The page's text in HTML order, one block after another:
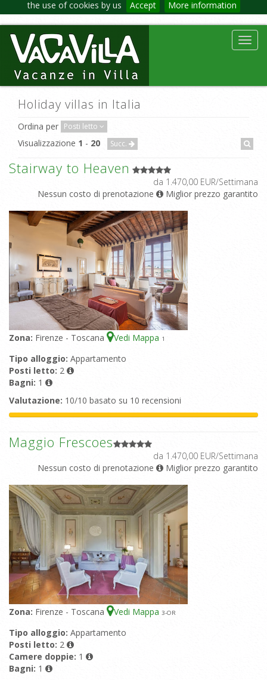
the use of cookies by us Accept More information
Holiday villas in Italia
Ordina per Posti letto
Visualizzazione 1 - 20 Succ.
Stairway to Heaven
da 1.470,00 EUR/Settimana
Nessun costo di prenotazione
Miglior prezzo garantito
Zona: Firenze - Toscana Vedi Mappa 1
Tipo alloggio: Appartamento
Posti letto: 2
Bagni: 1
Valutazione: 10/10 basato su 10 recensioni
Maggio Frescoes
da 1.470,00 EUR/Settimana
Nessun costo di prenotazione
Miglior prezzo garantito
Zona: Firenze - Toscana Vedi Mappa 3-OR
Tipo alloggio: Appartamento
Posti letto: 2
Camere doppie: 1
Bagni: 1